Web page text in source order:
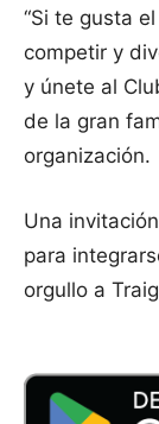
“Si te gusta
competir y
y únete al
de la gran
organización.
Una
para
orgullo a